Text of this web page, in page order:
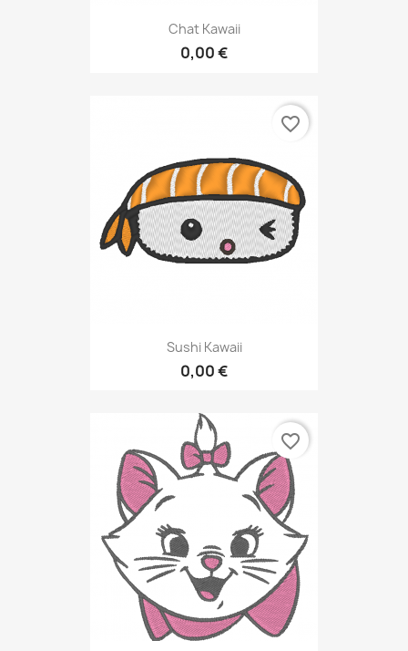
Chat Kawaii
0,00 €
Sushi Kawaii
0,00 €
favorite_border
favorite_border